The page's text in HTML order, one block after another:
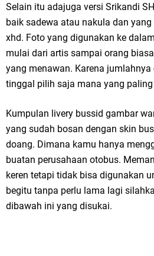
Selain itu adajuga versi Srikandi
baik sadewa atau nakula dan
xhd. Foto yang digunakan ke
mulai dari artis sampai orang
yang menawan. Karena
tinggal pilih saja mana yang
Kumpulan livery bussid gambar
yang sudah bosan dengan skin
doang. Dimana kamu hanya
buatan perusahaan otobus.
keren tetapi tidak bisa digunakan
begitu tanpa perlu lama lagi
dibawah ini yang disukai.